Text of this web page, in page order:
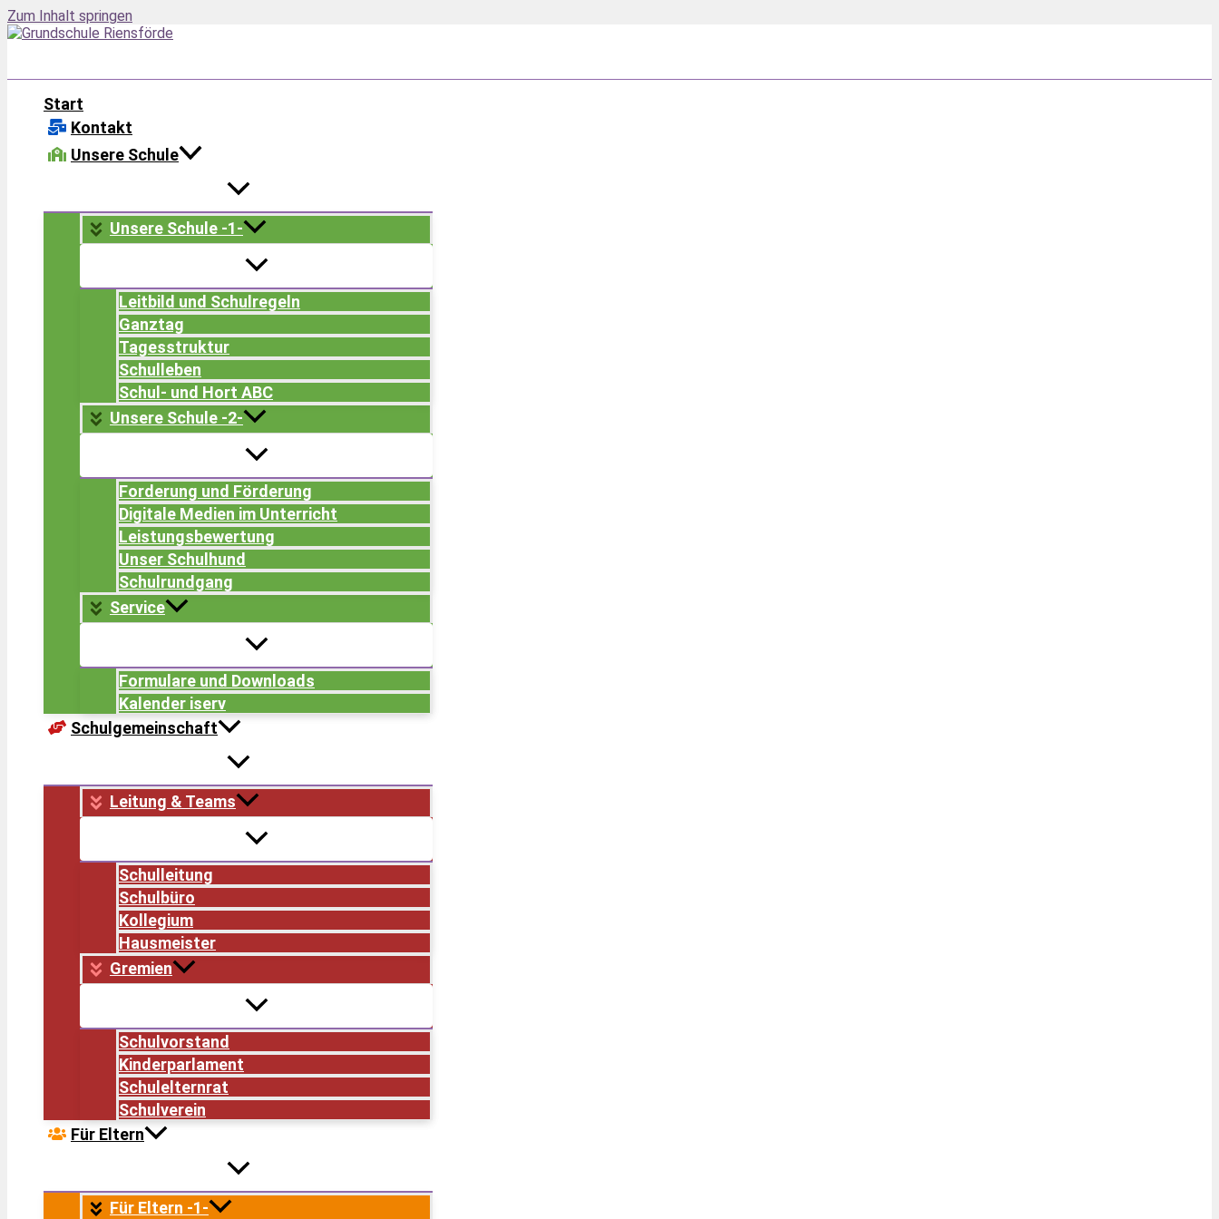
Zum Inhalt springen
Start
Kontakt
Unsere Schule
Unsere Schule -1-
Leitbild und Schulregeln
Ganztag
Tagesstruktur
Schulleben
Schul- und Hort ABC
Unsere Schule -2-
Forderung und Förderung
Digitale Medien im Unterricht
Leistungsbewertung
Unser Schulhund
Schulrundgang
Service
Formulare und Downloads
Kalender iserv
Schulgemeinschaft
Leitung & Teams
Schulleitung
Schulbüro
Kollegium
Hausmeister
Gremien
Schulvorstand
Kinderparlament
Schulelternrat
Schulverein
Für Eltern
Für Eltern -1-